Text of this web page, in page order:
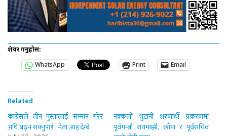
शेयर गर्नुहोस:
WhatsApp
Print Email
Related
कांग्रेसले तीन पुस्तालाई सम्मान गरेर
अघि बढ्न सक्नुपर्छ : नेता आङ्देम्बे
नक्कली भुटानी शरणार्थी प्रकरणमा
पूर्वमन्त्री रायमाझी, खाँण र पूर्वसचिव